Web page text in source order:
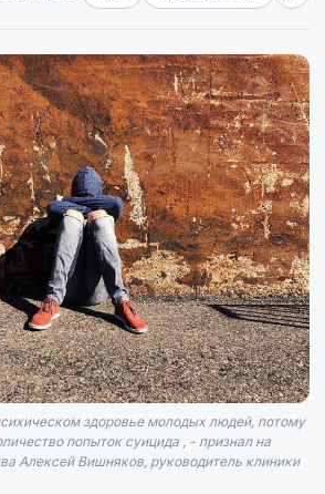
здоровье молодых людей, потому
попыток суицида , - признал на
Алексей Вишняков, руководитель клиники